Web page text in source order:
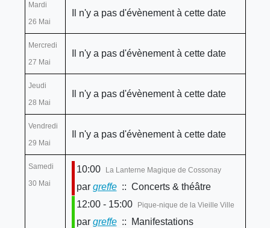
Mardi
26 Mai
Il n'y a pas d'évènement à cette date
Mercredi
27 Mai
Il n'y a pas d'évènement à cette date
Jeudi
28 Mai
Il n'y a pas d'évènement à cette date
Vendredi
29 Mai
Il n'y a pas d'évènement à cette date
Samedi
30 Mai
10:00 La Lanterne Magique de Cossonay
par greffe:: Concerts & théâtre
12:00 - 15:00
Pique-nique de la Vieille Ville
par greffe:: Manifestations